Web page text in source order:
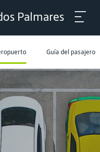
Palmares
Guía del pasajero